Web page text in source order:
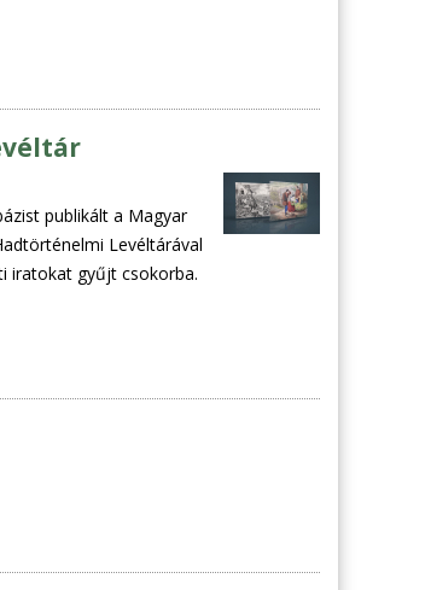
publikált a Magyar
Levéltárával
iratokat gyűjt csokorba.